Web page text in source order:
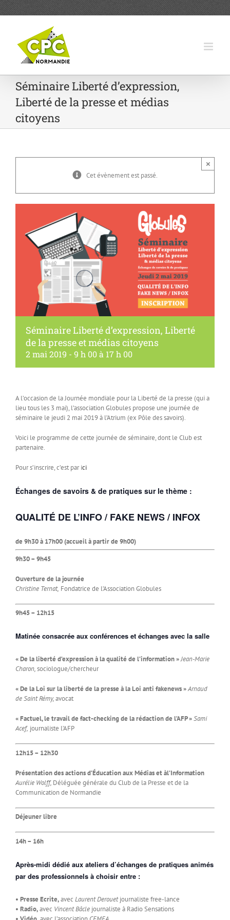
Séminaire Liberté d’expression,
Liberté de la presse et médias
citoyens
Cet évènement est passé.
×
Séminaire Liberté d’expression, Liberté
de la presse et médias citoyens
2 mai 2019 - 9 h 00à 17 h 00
A l’occasion de la Journée mondiale pour la Liberté de la presse (qui a
lieu tous les 3 mai), l’association Globules propose une journée de
séminaire le jeudi 2 mai 2019 à l’Atrium (ex Pôle des savoirs).
Voici le programme de cette journée de séminaire, dont le Club est
partenaire.
Pour s’inscrire, c’est par ici
Échanges de savoirs & de pratiques sur le thème :
QUALITÉ DE L’INFO / FAKE NEWS / INFOX
de 9h30 à 17h00 (accueil à partir de 9h00)
9h30 – 9h45
Ouverture de la journée
Christine Ternat, Fondatrice de l’Association Globules
9h45 – 12h15
Matinée consacrée aux conférences et échanges avec la salle
« De la liberté d’expression à la qualité de l’information »Jean-Marie
Charon,sociologue/chercheur
« De la Loi sur la liberté de la presse à la Loi anti fakenews »Arnaud
de Saint Rémy,avocat
« Factuel, le travail de fact-checking de la rédaction de l’AFP »Sami
Acef, journaliste l’AFP
12h15 – 12h30
Présentation des actions d’Éducation aux Médias et àl’Information
Aurélie Wolff, Déléguée générale du Club de la Presse et de la
Communication de Normandie
Déjeuner libre
14h – 16h
Après-midi dédié aux ateliers d’échanges de pratiques animés
par des professionnels à choisir entre :
• Presse Ecrite,avec Laurent Derouetjournaliste free-lance
• Radio,avec Vincent Bâcle journaliste à Radio Sensations